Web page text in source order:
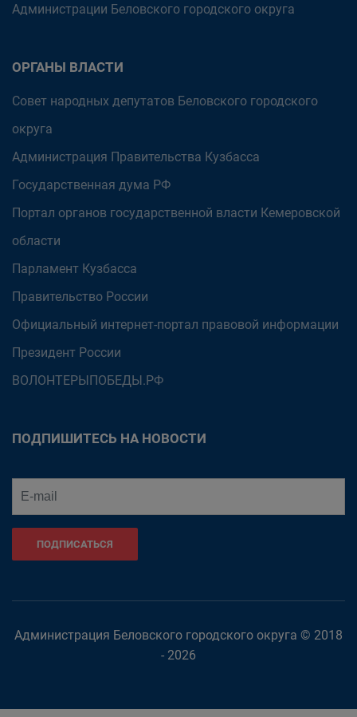
Администрации Беловского городского округа
ОРГАНЫ ВЛАСТИ
Совет народных депутатов Беловского городского
округа
Администрация Правительства Кузбасса
Государственная дума РФ
Портал органов государственной власти Кемеровской
области
Парламент Кузбасса
Правительство России
Официальный интернет-портал правовой информации
Президент России
ВОЛОНТЕРЫПОБЕДЫ.РФ
ПОДПИШИТЕСЬ НА НОВОСТИ
ПОДПИСАТЬСЯ
Администрация Беловского городского округа © 2018
- 2026